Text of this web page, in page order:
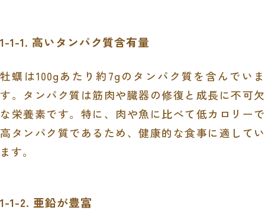
1-1-1. 高いタンパク質含有量
牡蠣は100gあたり約7gのタンパク質を含んでいま
す。タンパク質は筋肉や臓器の修復と成長に不可欠
な栄養素です。特に、肉や魚に比べて低カロリーで
高タンパク質であるため、健康的な食事に適してい
ます。
1-1-2. 亜鉛が豊富